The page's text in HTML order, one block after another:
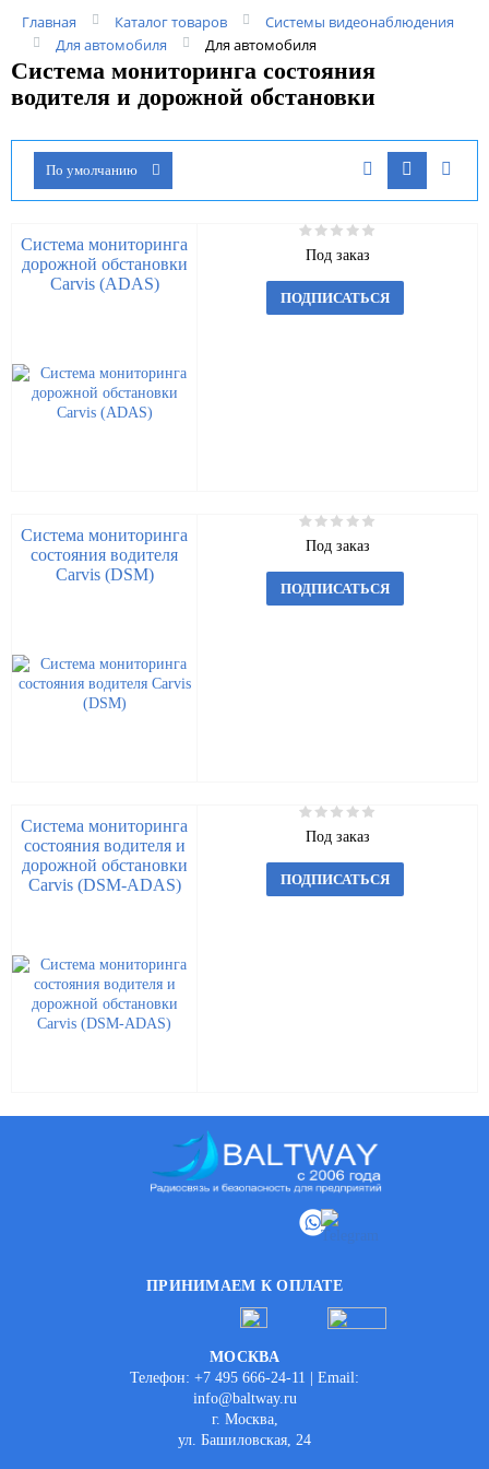
Главная Каталог товаров
Системы видеонаблюдения
Для автомобиля
Для автомобиля
Система мониторинга состояния
водителя и дорожной обстановки
По умолчанию
Система мониторинга
дорожной обстановки
Carvis (ADAS)
Под заказ
ПОДПИСАТЬСЯ
Система мониторинга
состояния водителя
Carvis (DSM)
Под заказ
ПОДПИСАТЬСЯ
Система мониторинга
состояния водителя и
дорожной обстановки
Carvis (DSM-ADAS)
Под заказ
ПОДПИСАТЬСЯ
ПРИНИМАЕМ К ОПЛАТЕ
МОСКВА
Телефон: +7 495 666-24-11 | Email:
info@baltway.ru
г. Москва,
ул. Башиловская, 24